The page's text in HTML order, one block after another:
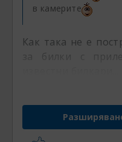
в камерите
Как така не е
за билки с